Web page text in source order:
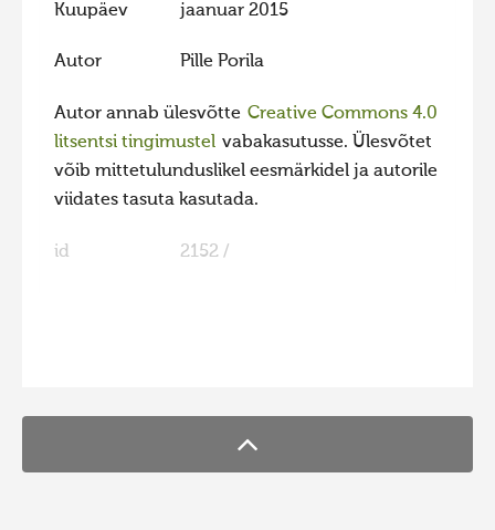
Hiite kuvavõistlus 2008
Kontakt
Kuupäev jaanuar 2015
Autor Pille Porila
Autor annab ülesvõtte Creative Commons 4.0
litsentsi tingimustel vabakasutusse. Ülesvõtet
võib mittetulunduslikel eesmärkidel ja autorile
viidates tasuta kasutada.
id 2152 /